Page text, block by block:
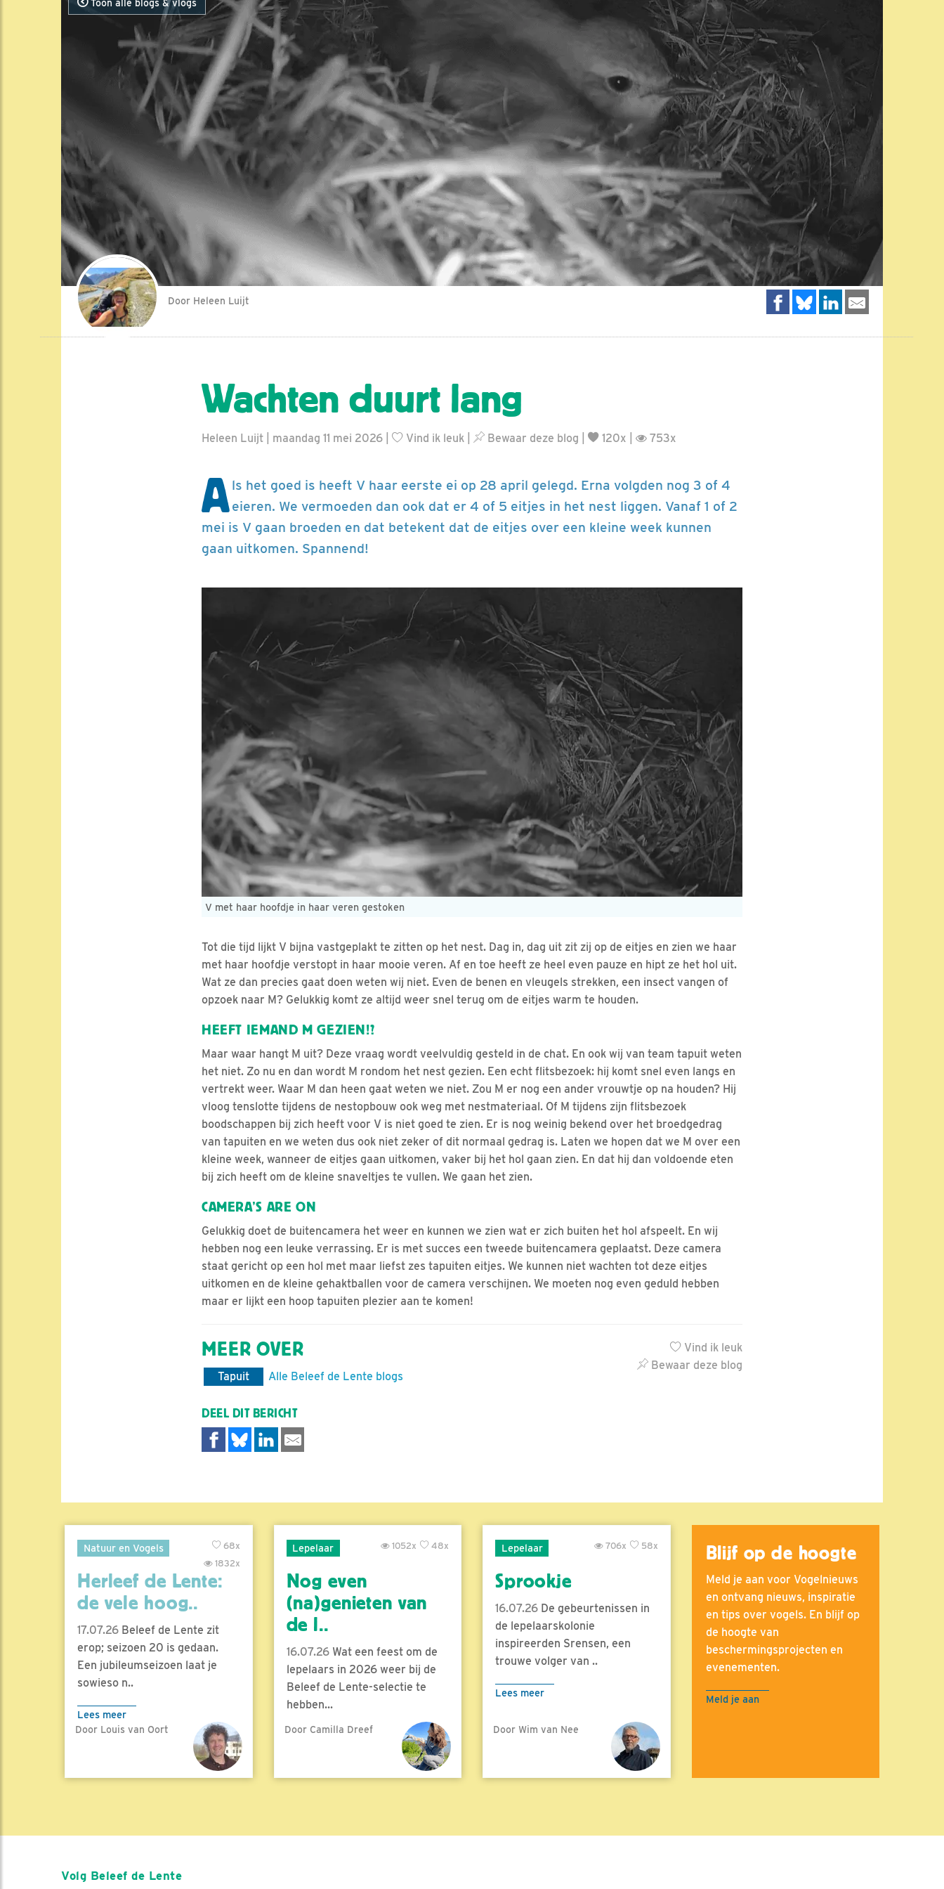
Toon alle blogs & vlogs
Door Heleen Luijt
Wachten duurt lang
Heleen Luijt | maandag 11 mei 2026 | Vind ik leuk Bewaar deze blog 120x | 753x
Als het goed is heeft V haar eerste ei op 28 april gelegd. Erna volgden nog 3 of 4
eieren. We vermoeden dan ook dat er 4 of 5 eitjes in het nest liggen. Vanaf 1 of 2
mei is V gaan broeden en dat betekent dat de eitjes over een kleine week kunnen
gaan uitkomen. Spannend!
V met haar hoofdje in haar veren gestoken
Tot die tijd lijkt V bijna vastgeplakt te zitten op het nest. Dag in, dag uit zit zij op de eitjes en zien we haar
met haar hoofdje verstopt in haar mooie veren. Af en toe heeft ze heel even pauze en hipt ze het hol uit.
Wat ze dan precies gaat doen weten wij niet. Even de benen en vleugels strekken, een insect vangen of
opzoek naar M? Gelukkig komt ze altijd weer snel terug om de eitjes warm te houden.
HEEFT IEMAND M GEZIEN!?
Maar waar hangt M uit? Deze vraag wordt veelvuldig gesteld in de chat. En ook wij van team tapuit weten
het niet. Zo nu en dan wordt M rondom het nest gezien. Een echt flitsbezoek: hij komt snel even langs en
vertrekt weer. Waar M dan heen gaat weten we niet. Zou M er nog een ander vrouwtje op na houden? Hij
vloog tenslotte tijdens de nestopbouw ook weg met nestmateriaal. Of M tijdens zijn flitsbezoek
boodschappen bij zich heeft voor V is niet goed te zien. Er is nog weinig bekend over het broedgedrag
van tapuiten en we weten dus ook niet zeker of dit normaal gedrag is. Laten we hopen dat we M over een
kleine week, wanneer de eitjes gaan uitkomen, vaker bij het hol gaan zien. En dat hij dan voldoende eten
bij zich heeft om de kleine snaveltjes te vullen. We gaan het zien.
CAMERA’S ARE ON
Gelukkig doet de buitencamera het weer en kunnen we zien wat er zich buiten het hol afspeelt. En wij
hebben nog een leuke verrassing. Er is met succes een tweede buitencamera geplaatst. Deze camera
staat gericht op een hol met maar liefst zes tapuiten eitjes. We kunnen niet wachten tot deze eitjes
uitkomen en de kleine gehaktballen voor de camera verschijnen. We moeten nog even geduld hebben
maar er lijkt een hoop tapuiten plezier aan te komen!
Vind ik leuk
Bewaar deze blog
MEER OVER
Tapuit Alle Beleef de Lente blogs
DEEL DIT BERICHT
Natuur en Vogels
68x
1832x
Herleef de Lente:
de vele hoog..
17.07.26 Beleef de Lente zit
erop; seizoen 20 is gedaan.
Een jubileumseizoen laat je
sowieso n..
Lees meer
Door Louis van Oort
Lepelaar 48x
1052x
Nog even
(na)genieten van
de l..
16.07.26Wat een feest om de
lepelaars in 2026 weer bij de
Beleef de Lente-selectie te
hebben...
Lees meer
Door Camilla Dreef
Lepelaar 58x
706x
Sprookje
16.07.26 De gebeurtenissen in
de lepelaarskolonie
inspireerden Srensen, een
trouwe volger van ..
Lees meer
Door Wim van Nee
Blijf op de hoogte
Meld je aan voor Vogelnieuws
en ontvang nieuws, inspiratie
en tips over vogels. En blijf op
de hoogte van
beschermingsprojecten en
evenementen.
Meld je aan
Volg Beleef de Lente